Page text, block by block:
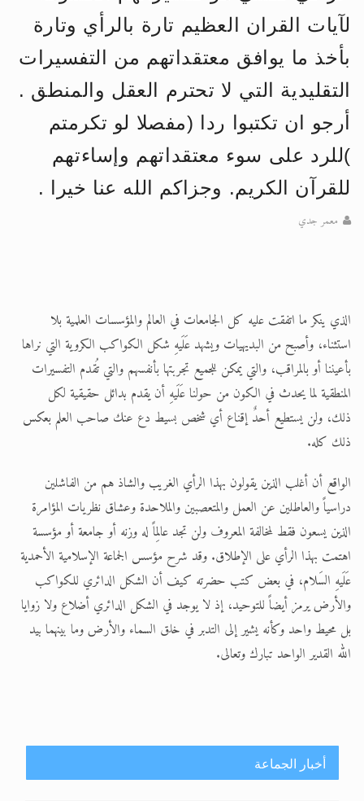
لآيات القران العظيم تارة بالرأي وتارة
بأخذ ما يوافق معتقداتهم من التفسيرات
التقليدية التي لا تحترم العقل والمنطق .
أرجو ان تكتبوا ردا (مفصلا لو تكرمتم
)للرد على سوء معتقداتهم وإساءتهم
للقرآن الكريم. وجزاكم الله عنا خيرا .
معمر جدي
الذي ينكر ما اتفقت عليه كل الجامعات في العالم والمؤسسات العلمية بلا
استثناء، وأصبح من البديهيات ويشهد عَلَيهِ شكل الكواكب الكروية التي نراها
بأعيننا أو بالمراقب، والتي يمكن للجميع تجربتها بأنفسهم والتي تُقدم التفسيرات
المنطقية لما يحدث في الكون من حولنا عَلَيهِ أن يقدم بدائل حقيقية لكل
ذلك، ولن يستطيع أحدٌ إقناع أي شخص بسيط دع عنك صاحب العلم بعكس
ذلك كله.
الواقع أن أغلب الذين يقولون بهذا الرأي الغريب والشاذ هم من الفاشلين
دراسياً والعاطلين عن العمل والمتعصبين والملاحدة وعشاق نظريات المؤامرة
الذين يسعون فقط لمخالفة المعروف ولن تجد عالِماً له وزنه أو جامعة أو مؤسسة
اهتمت بهذا الرأي على الإطلاق. وقد شرح مؤسس الجماعة الإسلامية الأحمدية
عَلَيهِ السَلام، في بعض كتب حضرته كيف أن الشكل الدائري للكواكب
والأرض يرمز أيضاً للتوحيد، إذ لا يوجد في الشكل الدائري أضلاع ولا زوايا
بل محيط واحد وكأنه يشير إلى التدبر في خلق السماء والأرض وما بينهما بيد
الله القدير الواحد تبارك وتعالى.
أخبار الجماعة